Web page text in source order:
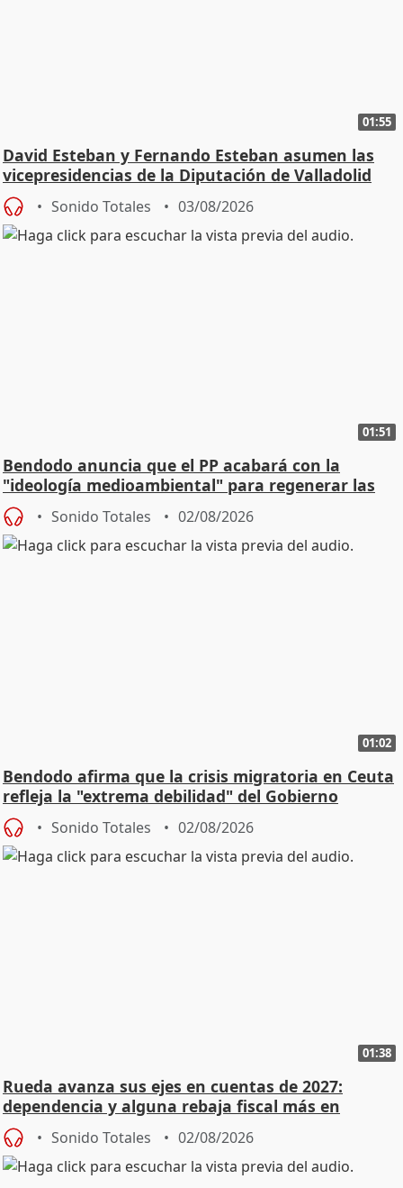
01:55
David Esteban y Fernando Esteban asumen las
vicepresidencias de la Diputación de Valladolid
Sonido Totales 03/08/2026
01:51
Bendodo anuncia que el PP acabará con la
"ideología medioambiental" para regenerar las
playas
Sonido Totales 02/08/2026
01:02
Bendodo afirma que la crisis migratoria en Ceuta
refleja la "extrema debilidad" del Gobierno
Sonido Totales 02/08/2026
01:38
Rueda avanza sus ejes en cuentas de 2027:
dependencia y alguna rebaja fiscal más en
vivienda
Sonido Totales 02/08/2026